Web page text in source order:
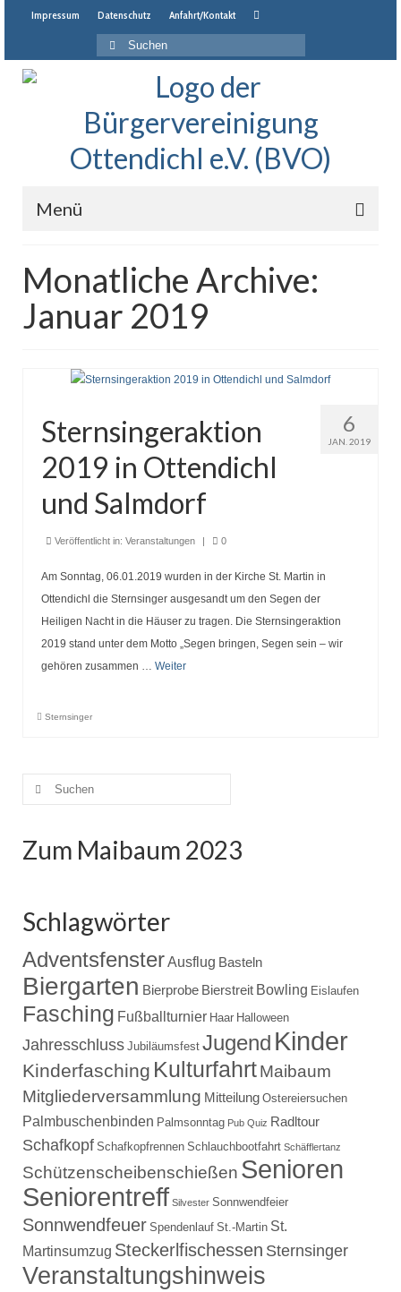
Impressum Datenschutz Anfahrt/Kontakt
Suche
Menü
Neuigkeiten
Veranstaltungen
Jahresprogramm
Brotbacken
Kulturfahrten
Bilder und Berichte
Heimat der BVO
Vereinsorgane
Chronik Vorstand und Ausschuss
Monatliche Archive:
Januar 2019
6
JAN. 2019
Sternsingeraktion
2019 in Ottendichl
und Salmdorf
Veröffentlicht in: Veranstaltungen 0
Am Sonntag, 06.01.2019 wurden in der Kirche St. Martin in
Ottendichl die Sternsinger ausgesandt um den Segen der
Heiligen Nacht in die Häuser zu tragen. Die Sternsingeraktion
2019 stand unter dem Motto „Segen bringen, Segen sein – wir
gehören zusammen … Weiter
Sternsinger
Suche
nach:
Zum Maibaum 2023
Schlagwörter
AdventsfensterAusflug Basteln
Biergarten Bierprobe Bierstreit Bowling Eislaufen
Fasching Fußballturnier Haar Halloween
Jahresschluss Jubiläumsfest Jugend Kinder
Kinderfasching KulturfahrtMaibaum
Mitgliederversammlung Mitteilung Ostereiersuchen
Palmbuschenbinden Palmsonntag Pub Quiz Radltour
Schafkopf Schafkopfrennen Schlauchbootfahrt Schäfflertanz
Schützenscheibenschießen Senioren
Seniorentreff Silvester Sonnwendfeier
Sonnwendfeuer Spendenlauf St.-Martin St.
Martinsumzug Steckerlfischessen Sternsinger
Veranstaltungshinweis